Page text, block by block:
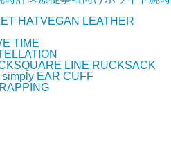
VEGAN LEATHER
TIME
SQUARE LINE RUCKSACK
simply EAR CUFF